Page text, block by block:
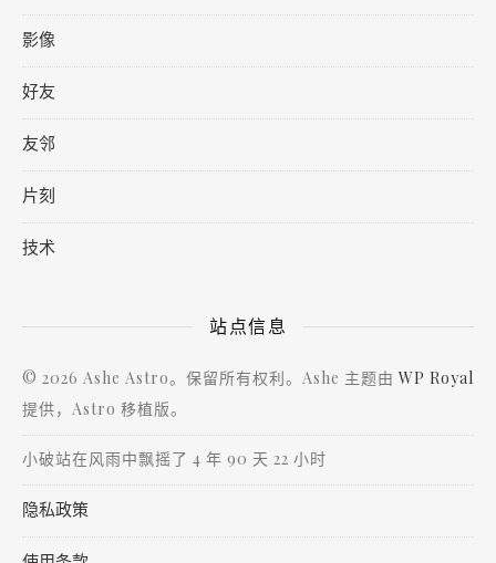
影像
好友
友邻
片刻
技术
站点信息
© 2026 Ashe Astro。保留所有权利。Ashe 主题由 WP Royal
提供，Astro 移植版。
小破站在风雨中飘摇了 4 年 90 天 22 小时
隐私政策